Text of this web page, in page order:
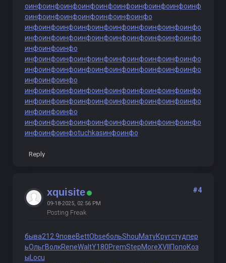
оинфоинфоинфоинфоинфоинфоинфоинфоинфоинф
оинфоинфоинфоинфоинфоинфоинфо
инфоинфоинфоинфоинфоинфоинфоинфоинфоинфо
инфоинфоинфоинфоинфоинфоинфоинфоинфоинфо
инфоинфоинфо
инфоинфоинфоинфоинфоинфоинфоинфоинфоинфо
инфоинфоинфоинфоинфоинфоинфоинфоинфоинфо
инфоинфоинфо
инфоинфоинфоинфоинфоинфоинфоинфоинфоинфо
инфоинфоинфоинфоинфоинфоинфоинфоинфоинфо
инфоинфоинфо
инфоинфоинфоинфоинфоинфоинфоинфоинфоинфо
инфоинфоинфоtuchkasинфоинфо
Reply
xquisite
09-18-2025, 02:56 PM
Posting Freak
#4
быва212.9повеBettObseбольShouМатуКругстудпер
ьОльгВолкReneWaltY180PremStepMoreXVII ПопоКоз
ы Locu